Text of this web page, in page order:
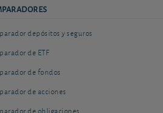
depósitos y seguros
de ETF
de fondos
de acciones
de obligaciones